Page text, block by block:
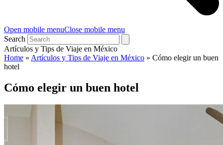
Open mobile menuClose mobile menu
Search
Artículos y Tips de Viaje en México
Home » Artículos y Tips de Viaje en México » Cómo elegir un buen
hotel
Cómo elegir un buen hotel